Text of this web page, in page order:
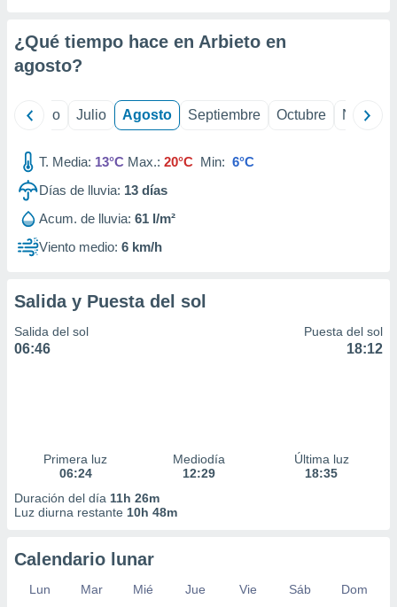
e
mediante
publicidad
publicidad
de
1199
¿Qué tiempo hace en Arbieto en
agosto?
Junio Julio Agosto Septiembre Octubre
T. Media: 13°C Max.: 20°C Min: 6°C
Días de lluvia: 13 días
Acum. de lluvia: 61 l/m²
Viento medio: 6 km/h
Salida y Puesta del sol
Salida del sol
06:46
Puesta del sol
18:12
Primera luz
06:24
Mediodía
12:29
Última luz
18:35
Duración del día 11h 26m
Luz diurna restante 10h 48m
Calendario lunar
Lun Mar Mié Jue Vie Sáb
Dom